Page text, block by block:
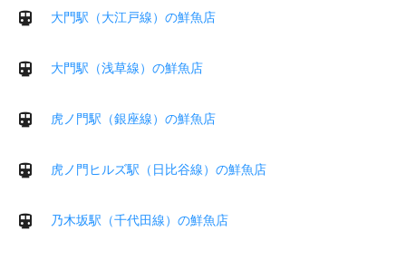
大門駅（大江戸線）の鮮魚店
大門駅（浅草線）の鮮魚店
虎ノ門駅（銀座線）の鮮魚店
虎ノ門ヒルズ駅（日比谷線）の鮮魚店
乃木坂駅（千代田線）の鮮魚店